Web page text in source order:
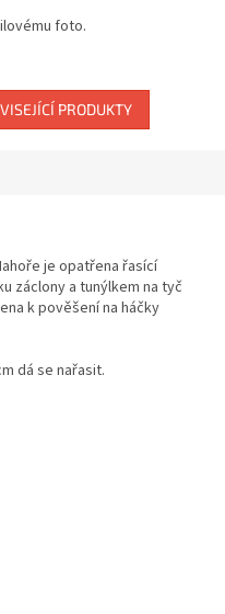
foto.
PRODUKTY
je opatřena řasící
záclony a tunýlkem na tyč
k pověšení na háčky
dá se nařasit.